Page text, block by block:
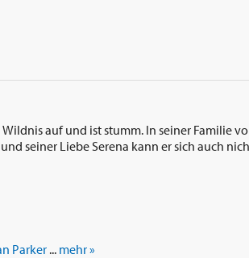
auf und ist stumm. In seiner Familie
seiner Liebe Serena kann er sich auch
Parker... mehr »